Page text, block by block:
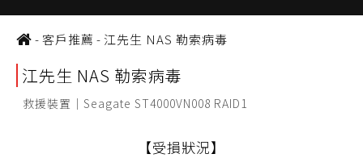
-客戶推薦 - 江先生 NAS 勒索病毒
江先生 NAS 勒索病毒
救援裝置｜Seagate ST4000VN008 RAID1
【受損狀況】